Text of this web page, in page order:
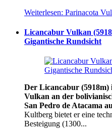
Weiterlesen: Parinacota
Licancabur Vulkan
Gigantische Rundsicht
Der Licancabur (5918m)
Vulkan an der
San Pedro de Atacama
Kultberg bietet er eine
Besteigung (1300...